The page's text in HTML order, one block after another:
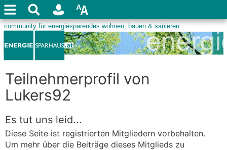
Teilnehmerprofil von
Lukers92
Es tut uns leid...
Diese Seite ist registrierten Mitgliedern vorbehalten.
Um mehr über die Beiträge dieses Mitglieds zu